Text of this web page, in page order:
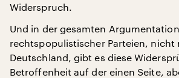
Widerspruch.
Und in der gesamten Argumentation
rechtspopulistischer Parteien, nicht
Deutschland, gibt es diese
Betroffenheit auf der einen Seite,